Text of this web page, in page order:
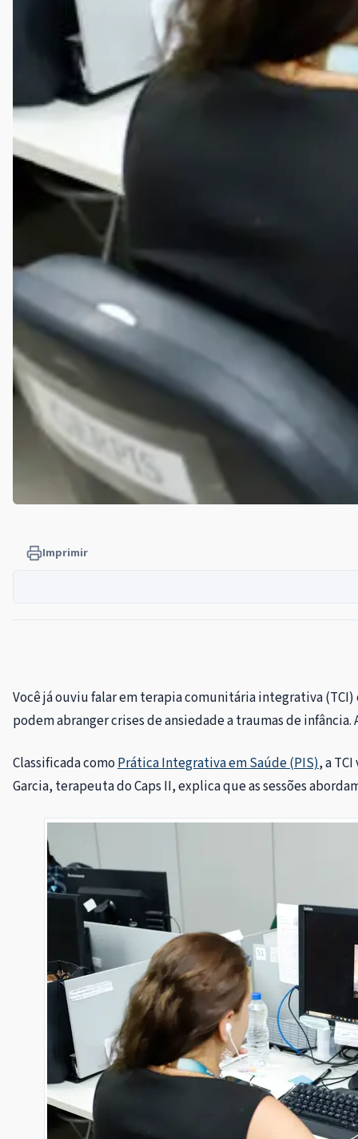
Imprimir
Você já ouviu falar em terapia comunitária integrativa (TCI)
podem abranger crises de ansiedade a traumas de
Classificada comoPrática Integrativa em Saúde (PIS), a
Garcia, terapeuta do Caps II, explica que as sessões